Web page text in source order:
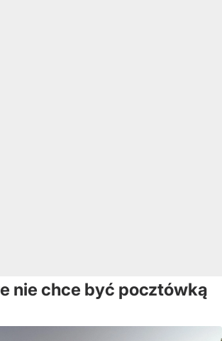
nie chce być pocztówką